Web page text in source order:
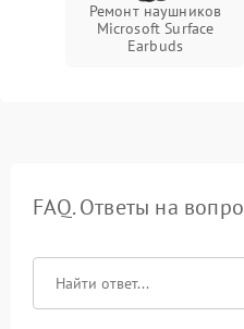
Ремонт наушников
Microsoft Surface
Earbuds
FAQ. Ответы на